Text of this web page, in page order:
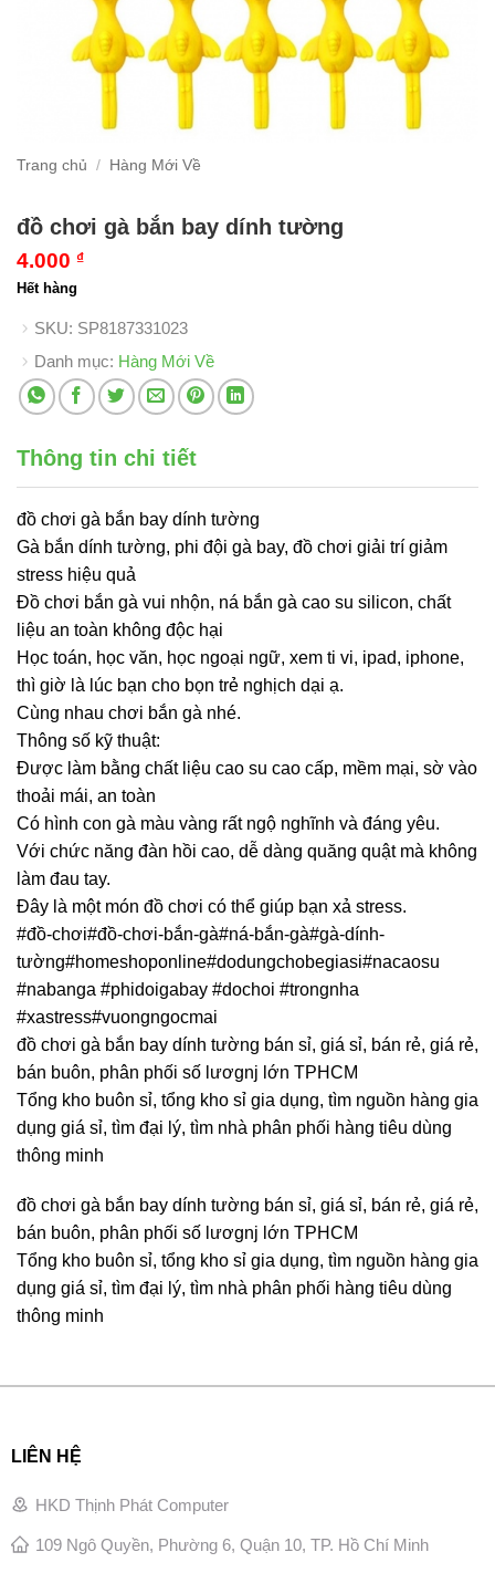
Trang chủ / Hàng Mới Về
đồ chơi gà bắn bay dính tường
4.000 ₫
Hết hàng
SKU: SP8187331023
Danh mục: Hàng Mới Về
Thông tin chi tiết
đồ chơi gà bắn bay dính tường
Gà bắn dính tường, phi đội gà bay, đồ chơi giải trí giảm
stress hiệu quả
Đồ chơi bắn gà vui nhộn, ná bắn gà cao su silicon, chất
liệu an toàn không độc hại
Học toán, học văn, học ngoại ngữ, xem ti vi, ipad, iphone,
thì giờ là lúc bạn cho bọn trẻ nghịch dại ạ.
Cùng nhau chơi bắn gà nhé.
Thông số kỹ thuật:
Được làm bằng chất liệu cao su cao cấp, mềm mại, sờ vào
thoải mái, an toàn
Có hình con gà màu vàng rất ngộ nghĩnh và đáng yêu.
Với chức năng đàn hồi cao, dễ dàng quăng quật mà không
làm đau tay.
Đây là một món đồ chơi có thể giúp bạn xả stress.
#đồ-chơi#đồ-chơi-bắn-gà#ná-bắn-gà#gà-dính-
tường#homeshoponline#dodungchobegiasi#nacaosu
#nabanga #phidoigabay #dochoi #trongnha
#xastress#vuongngocmai
đồ chơi gà bắn bay dính tường bán sỉ, giá sỉ, bán rẻ, giá rẻ,
bán buôn, phân phối số lươgnj lớn TPHCM
Tổng kho buôn sỉ, tổng kho sỉ gia dụng, tìm nguồn hàng gia
dụng giá sỉ, tìm đại lý, tìm nhà phân phối hàng tiêu dùng
thông minh
đồ chơi gà bắn bay dính tường bán sỉ, giá sỉ, bán rẻ, giá rẻ,
bán buôn, phân phối số lươgnj lớn TPHCM
Tổng kho buôn sỉ, tổng kho sỉ gia dụng, tìm nguồn hàng gia
dụng giá sỉ, tìm đại lý, tìm nhà phân phối hàng tiêu dùng
thông minh
LIÊN HỆ
HKD Thịnh Phát Computer
109 Ngô Quyền, Phường 6, Quận 10, TP. Hồ Chí Minh